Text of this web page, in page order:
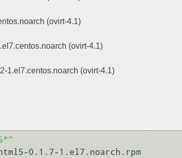
(ovirt-4.1)
(ovirt-4.1)
1.el7.centos.noarch (ovirt-4.1)
0.1.7-1.el7.noarch.rpm